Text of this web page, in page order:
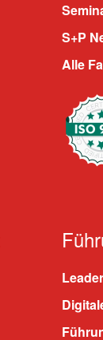
S+P
Alle